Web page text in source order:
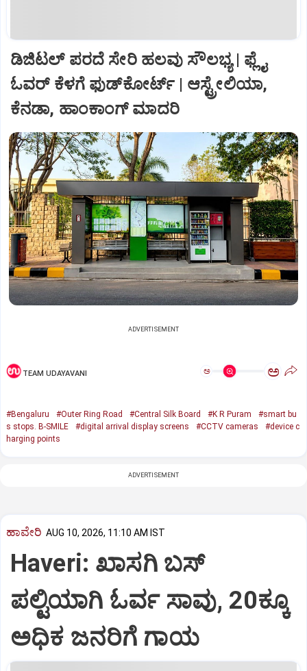
ಡಿಜಿಟಲ್‌ ಪರದೆ ಸೇರಿ ಹಲವು ಸೌಲಭ್ಯ | ಫ್ಲೈ
ಓವರ್‌ ಕೆಳಗೆ ಫುಡ್‌ಕೋರ್ಟ್‌ | ಆಸ್ಟ್ರೇಲಿಯಾ,
ಕೆನಡಾ, ಹಾಂಕಾಂಗ್‌ ಮಾದರಿ
ADVERTISEMENT
TEAM UDAYAVANI ಅ ಅ
#Bengaluru #Outer Ring Road #Central Silk Board #K R Puram
#smart bu
s stops. B-SMILE
#digital arrival display screens #CCTV cameras
#device c
harging points
ADVERTISEMENT
ಹಾವೇರಿ AUG 10, 2026, 11:10 AM IST
Haveri: ಖಾಸಗಿ ಬಸ್
ಪಲ್ಟಿಯಾಗಿ ಓರ್ವ ಸಾವು, 20ಕ್ಕೂ
ಅಧಿಕ ಜನರಿಗೆ ಗಾಯ